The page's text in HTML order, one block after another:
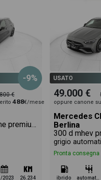
-9%
€
488€/mese
2023 26.234
USATO
49.000 €
oppure canone
Mercedes
Berlina
grigio
Pronta consegna
ibrido automatico